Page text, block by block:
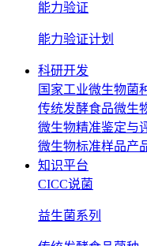
能力验证
能力验证计划
科研开发
国家工业微生物菌
传统发酵食品微生
微生物精准鉴定与
微生物标准样品产
知识平台
CICC说菌
益生菌系列